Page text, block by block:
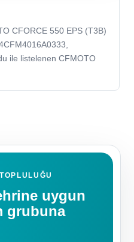
CFORCE 550 EPS (T3B)
ile listelenen CFMOTO
uygun
grubuna